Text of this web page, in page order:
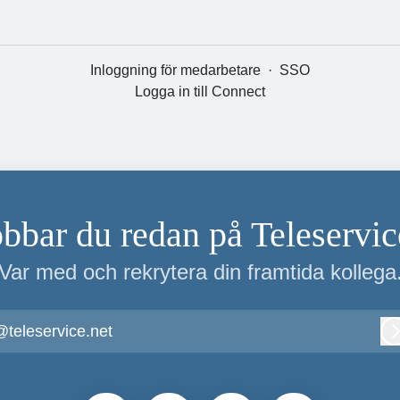
Inloggning för medarbetare · SSO
Logga in till Connect
du redan på
med och rekrytera din framtida kollega.